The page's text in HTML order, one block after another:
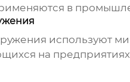
в
используют
на